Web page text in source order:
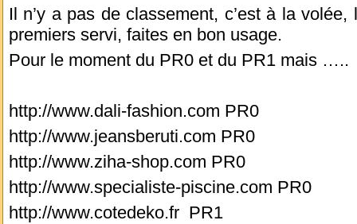
Il n’y a pas de classement, c’est à la
premiers servi, faites en bon usage.
Pour le moment du PR0 et du PR1 mais …..
http://www.dali-fashion.com PR0
http://www.jeansberuti.com PR0
http://www.ziha-shop.com PR0
http://www.specialiste-piscine.com PR0
http://www.cotedeko.fr PR1